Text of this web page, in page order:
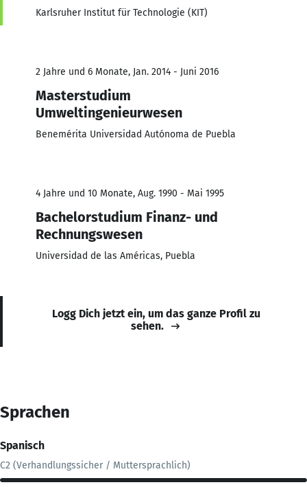
Karlsruher Institut für Technologie (KIT)
2 Jahre und 6 Monate, Jan. 2014 - Juni 2016
Masterstudium
Umweltingenieurwesen
Benemérita Universidad Autónoma de Puebla
4 Jahre und 10 Monate, Aug. 1990 - Mai 1995
Bachelorstudium Finanz- und
Rechnungswesen
Universidad de las Américas, Puebla
Logg Dich jetzt ein, um das ganze Profil zu
sehen.
Sprachen
Spanisch
C2 (Verhandlungssicher / Muttersprachlich)